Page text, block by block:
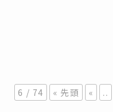
6 / 74 « 先頭 « ..